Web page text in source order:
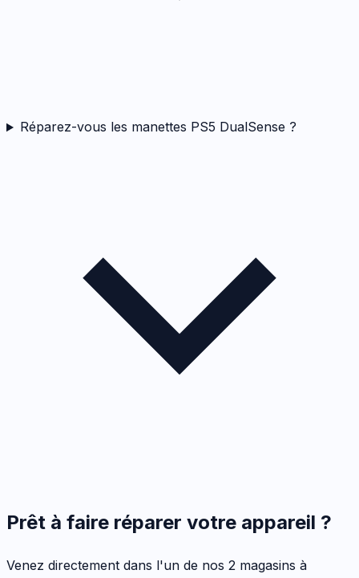
Réparez-vous les manettes PS5 DualSense ?
Prêt à faire réparer votre appareil ?
Venez directement dans l'un de nos 2 magasins à